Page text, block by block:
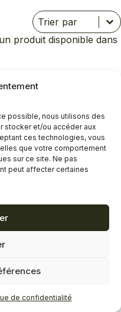
possible, nous utilisons des
stocker et/ou accéder aux
ces technologies, vous
que votre comportement
sur ce site. Ne pas
peut affecter certaines
de confidentialité
Trier
Trier le contenu
Trier le contenu
produit disponible dans